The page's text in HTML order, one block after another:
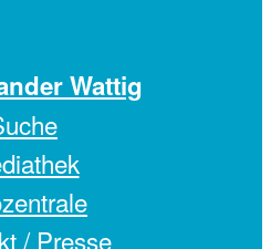
Wattig
/ Presse